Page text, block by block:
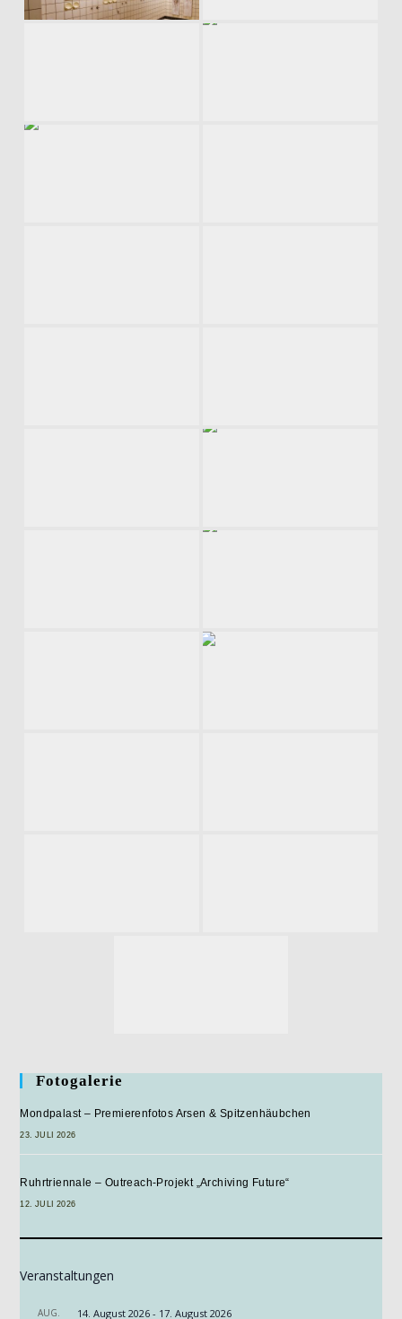
Fotogalerie
Mondpalast – Premierenfotos Arsen & Spitzenhäubchen
23. JULI 2026
Ruhrtriennale – Outreach-Projekt „Archiving Future“
12. JULI 2026
Veranstaltungen
AUG. 14. August 2026 - 17. August 2026